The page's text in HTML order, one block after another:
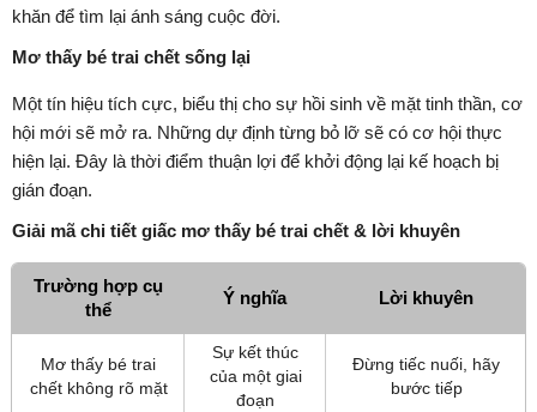
khăn để tìm lại ánh sáng cuộc đời.
Mơ thấy bé trai chết sống lại
Một tín hiệu tích cực, biểu thị cho sự hồi sinh về mặt tinh thần, cơ
hội mới sẽ mở ra. Những dự định từng bỏ lỡ sẽ có cơ hội thực
hiện lại. Đây là thời điểm thuận lợi để khởi động lại kế hoạch bị
gián đoạn.
Giải mã chi tiết giấc mơ thấy bé trai chết & lời khuyên
Trường hợp cụ
thể
Ý nghĩa Lời khuyên
Mơ thấy bé trai
chết không rõ mặt
Sự kết thúc
của một giai
đoạn
Đừng tiếc nuối, hãy
bước tiếp